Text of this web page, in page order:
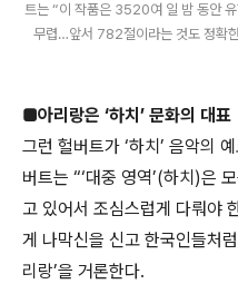
트는 “이 작품은 3520여 일 밤 동안
무렵…앞서 782절이라는 것도 정확
■아리랑은 ‘하치’ 문화의 대표
그런 헐버트가 ‘하치’ 음악의
버트는 “‘대중 영역’(하치)은
고 있어서 조심스럽게 다뤄야
게 나막신을 신고 한국인들처
리랑’을 거론한다.